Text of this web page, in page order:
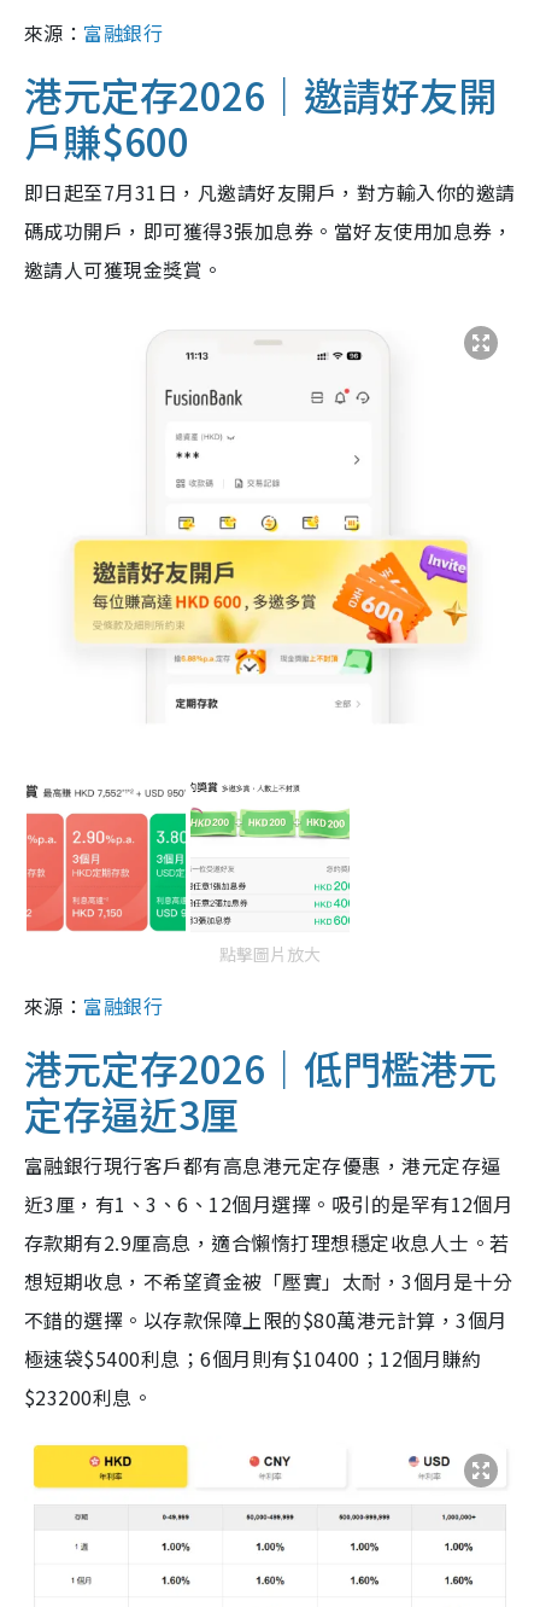
來源： 富融銀行
港元定存2026｜邀請好友開
戶賺$600
即日起至7月31日，凡邀請好友開戶，對方輸入你的邀請
碼成功開戶，即可獲得3張加息券。當好友使用加息券，
邀請人可獲現金獎賞。
點擊圖片放大
來源： 富融銀行
港元定存2026｜低門檻港元
定存逼近3厘
富融銀行現行客戶都有高息港元定存優惠，港元定存逼
近3厘，有1、3、6、12個月選擇。吸引的是罕有12個月
存款期有2.9厘高息，適合懶惰打理想穩定收息人士。若
想短期收息，不希望資金被「壓實」太耐，3個月是十分
不錯的選擇。以存款保障上限的$80萬港元計算，3個月
極速袋$5400利息；6個月則有$10400；12個月賺約
$23200利息。